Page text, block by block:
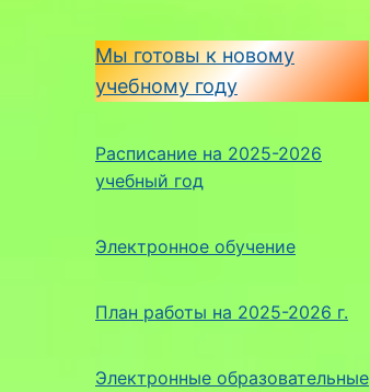
Мы готовы к новому
учебному году
Расписание на 2025-2026
учебный год
Электронное обучение
План работы на 2025-2026 г.
Электронные образовательные